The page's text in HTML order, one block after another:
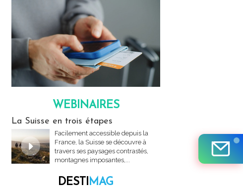
WEBINAIRES
La Suisse en trois étapes
Facilement accessible depuis la
France, la Suisse se découvre à
travers ses paysages contrastés,
montagnes imposantes,...
DESTIMAG